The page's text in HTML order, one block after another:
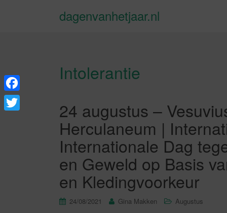
dagenvanhetjaar.nl
Intolerantie
24 augustus –
Herculaneum |
Internationale Dag
en Geweld op Basis
en Kledingvoorkeur
24/08/2021 Gina Makken Augustus
F